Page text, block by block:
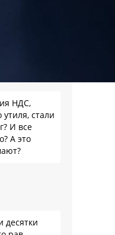
НДС,
утиля, стали
И все
А это
десятки